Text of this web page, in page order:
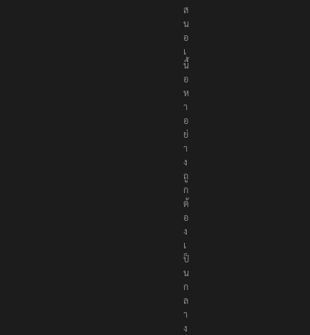
ส
น
อ
เ
นื้
อ
ห
า
อ
ย่
า
ง
ถู
ก
ต้
อ
ง
เ
ป็
น
ก
ล
า
ง